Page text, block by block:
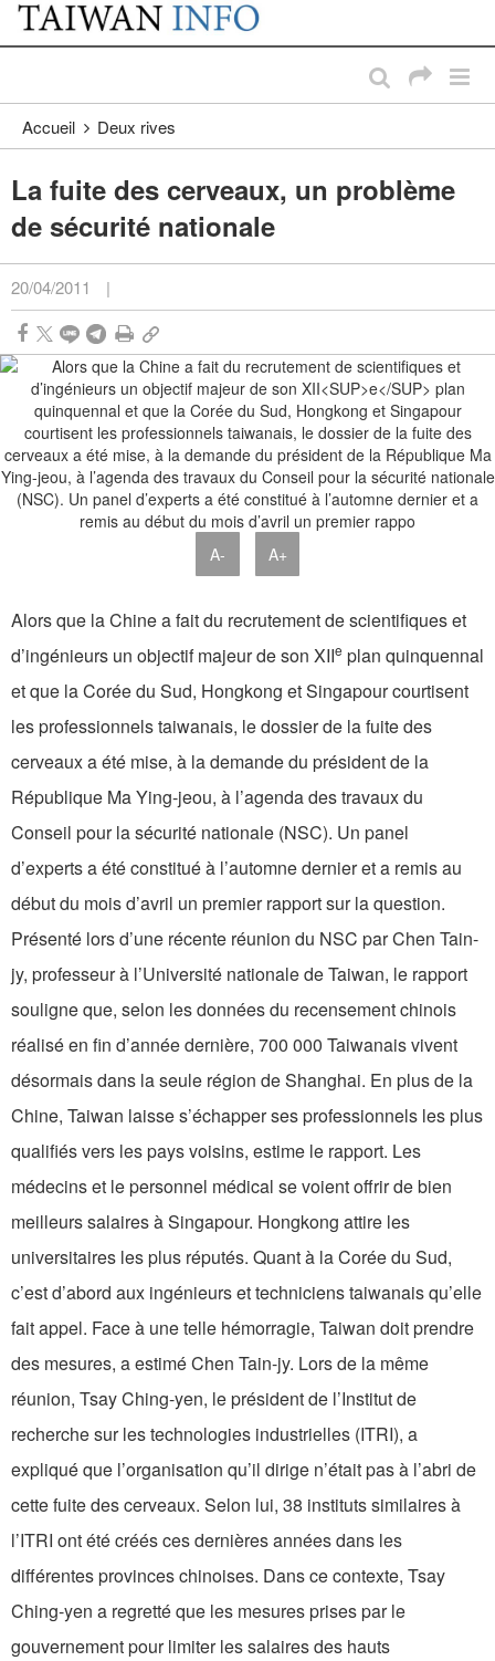
Passer au contenu principal
:::
Accueil Deux rives
La fuite des cerveaux, un problème
de sécurité nationale
20/04/2011 |
A- A+
Alors que la Chine a fait du recrutement de scientifiques et
d’ingénieurs un objectif majeur de son XIIe plan quinquennal
et que la Corée du Sud, Hongkong et Singapour courtisent
les professionnels taiwanais, le dossier de la fuite des
cerveaux a été mise, à la demande du président de la
République Ma Ying-jeou, à l’agenda des travaux du
Conseil pour la sécurité nationale (NSC). Un panel
d’experts a été constitué à l’automne dernier et a remis au
début du mois d’avril un premier rapport sur la question.
Présenté lors d’une récente réunion du NSC par Chen Tain-
jy, professeur à l’Université nationale de Taiwan, le rapport
souligne que, selon les données du recensement chinois
réalisé en fin d’année dernière, 700 000 Taiwanais vivent
désormais dans la seule région de Shanghai. En plus de la
Chine, Taiwan laisse s’échapper ses professionnels les plus
qualifiés vers les pays voisins, estime le rapport. Les
médecins et le personnel médical se voient offrir de bien
meilleurs salaires à Singapour. Hongkong attire les
universitaires les plus réputés. Quant à la Corée du Sud,
c’est d’abord aux ingénieurs et techniciens taiwanais qu’elle
fait appel. Face à une telle hémorragie, Taiwan doit prendre
des mesures, a estimé Chen Tain-jy. Lors de la même
réunion, Tsay Ching-yen, le président de l’Institut de
recherche sur les technologies industrielles (ITRI), a
expliqué que l’organisation qu’il dirige n’était pas à l’abri de
cette fuite des cerveaux. Selon lui, 38 instituts similaires à
l’ITRI ont été créés ces dernières années dans les
différentes provinces chinoises. Dans ce contexte, Tsay
Ching-yen a regretté que les mesures prises par le
gouvernement pour limiter les salaires des hauts